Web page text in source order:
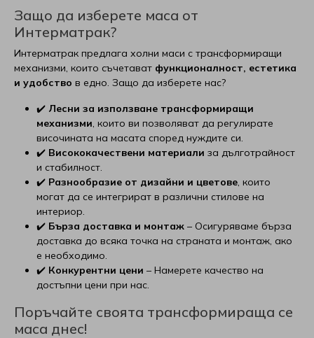
Защо да изберете маса от
Интерматрак?
Интерматрак предлага холни маси с трансформиращи
механизми, които съчетават функционалност, естетика
и удобство в едно. Защо да изберете нас?
✔️ Лесни за използване трансформиращи
механизми, които ви позволяват да регулирате
височината на масата според нуждите си.
✔️ Висококачествени материали за дълготрайност
и стабилност.
✔️ Разнообразие от дизайни и цветове, които
могат да се интегрират в различни стилове на
интериор.
✔️ Бърза доставка и монтаж – Осигуряваме бърза
доставка до всяка точка на страната и монтаж, ако
е необходимо.
✔️ Конкурентни цени – Намерете качество на
достъпни цени при нас.
Поръчайте своята трансформираща се
маса днес!